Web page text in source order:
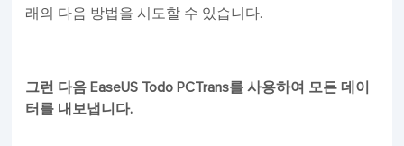
래의 다음 방법을 시도할 수 있습니다.
그런 다음 EaseUS Todo PCTrans를 사용하여 모든 데이
터를 내보냅니다.